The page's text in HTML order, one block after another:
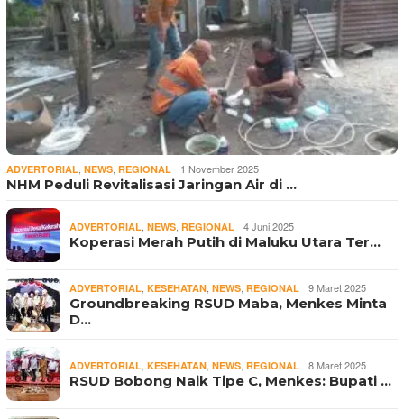
ADVERTORIAL NEWS REGIONAL 1 November 2025
NHM Peduli Revitalisasi Jaringan Air di …
ADVERTORIAL NEWS REGIONAL 4 Juni 2025
Koperasi Merah Putih di Maluku Utara Ter…
ADVERTORIAL KESEHATAN NEWS REGIONAL 9 Maret 2025
Groundbreaking RSUD Maba, Menkes Minta
D…
ADVERTORIAL KESEHATAN NEWS REGIONAL 8 Maret 2025
RSUD Bobong Naik Tipe C, Menkes: Bupati …